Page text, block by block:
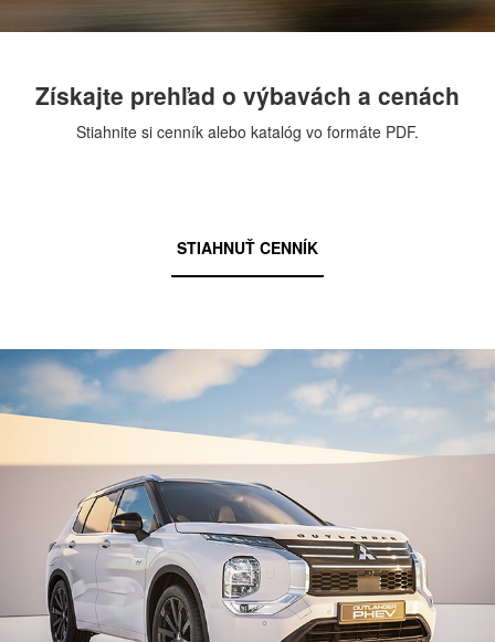
Získajte prehľad o výbavách a cenách
Stiahnite si cenník alebo katalóg vo formáte PDF.
STIAHNUŤ CENNÍK